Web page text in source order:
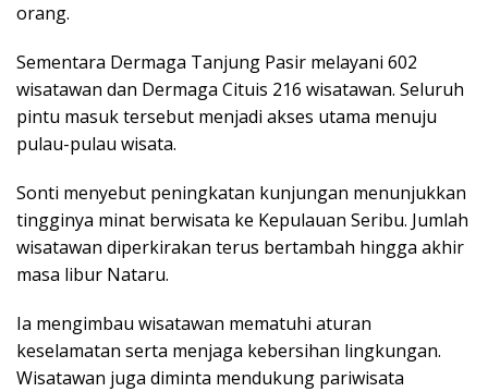
orang.
Sementara Dermaga Tanjung Pasir melayani 602
wisatawan dan Dermaga Cituis 216 wisatawan. Seluruh
pintu masuk tersebut menjadi akses utama menuju
pulau-pulau wisata.
Sonti menyebut peningkatan kunjungan menunjukkan
tingginya minat berwisata ke Kepulauan Seribu. Jumlah
wisatawan diperkirakan terus bertambah hingga akhir
masa libur Nataru.
Ia mengimbau wisatawan mematuhi aturan
keselamatan serta menjaga kebersihan lingkungan.
Wisatawan juga diminta mendukung pariwisata